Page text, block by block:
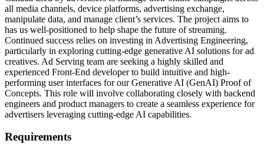
all media channels, device platforms, advertising exchange,
manipulate data, and manage client’s services. The project aims to
has us well-positioned to help shape the future of streaming.
Continued success relies on investing in Advertising Engineering,
particularly in exploring cutting-edge generative AI solutions for ad
creatives. Ad Serving team are seeking a highly skilled and
experienced Front-End developer to build intuitive and high-
performing user interfaces for our Generative AI (GenAI) Proof of
Concepts. This role will involve collaborating closely with backend
engineers and product managers to create a seamless experience for
advertisers leveraging cutting-edge AI capabilities.
Requirements